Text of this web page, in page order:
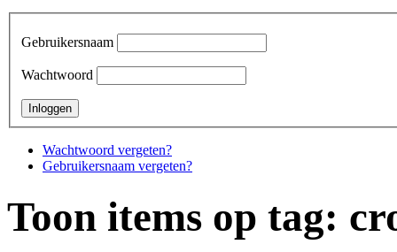
Gebruikersnaam
Wachtwoord
Wachtwoord vergeten?
Gebruikersnaam vergeten?
Toon items op tag: